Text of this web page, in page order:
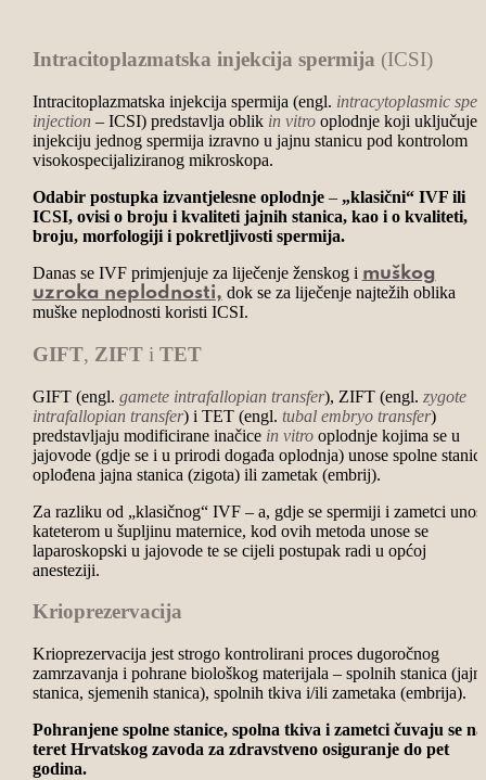
Intracitoplazmatska injekcija spermija (ICSI)
Intracitoplazmatska injekcija spermija (engl. intracytoplasmic
injection – ICSI) predstavlja oblik in vitrooplodnje koji uključuje
injekciju jednog spermija izravno u jajnu stanicu pod kontrolom
visokospecijaliziranog mikroskopa.
Odabir postupka izvantjelesne oplodnje– „klasični“ IVF ili
ICSI, ovisi o broju i kvaliteti jajnih stanica, kao i o kvaliteti,
broju, morfologiji i pokretljivosti spermija.
Danas se IVF primjenjuje za liječenje ženskog i muškog
uzroka neplodnosti, dok se za liječenje najtežih oblika
muške neplodnosti koristi ICSI.
GIFT, ZIFTi TET
GIFT (engl. gamete intrafallopian transfer), ZIFT (engl. zygote
intrafallopian transfer) i TET (engl. tubal embryo transfer)
predstavljaju modificirane inačice in vitrooplodnje kojima se u
jajovode (gdje se i u prirodi događa oplodnja) unose spolne
oplođena jajna stanica (zigota) ili zametak (embrij).
Za razliku od „klasičnog“ IVF – a, gdje se spermiji i zametci
kateterom u šupljinu maternice, kod ovih metoda unose se
laparoskopski u jajovode te se cijeli postupak radi u općoj
anesteziji.
Krioprezervacija
Krioprezervacija jest strogo kontrolirani proces dugoročnog
zamrzavanja i pohrane biološkog materijala – spolnih stanica
stanica, sjemenih stanica), spolnih tkiva i/ili zametaka (embrija).
Pohranjene spolne stanice, spolna tkiva i zametci čuvaju se na
teret Hrvatskog zavoda za zdravstveno osiguranje do pet
godina.